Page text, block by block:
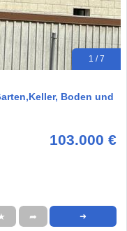
1 / 7
Boden und
103.000 €
➦ ➜